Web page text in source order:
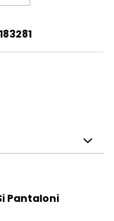
Pantaloni